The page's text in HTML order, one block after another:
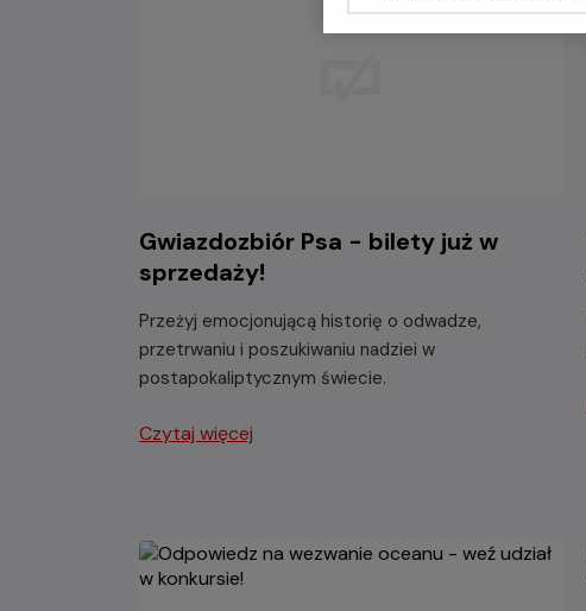
Gwiazdozbiór Psa - bilety już w
sprzedaży!
Przeżyj emocjonującą historię o odwadze,
przetrwaniu i poszukiwaniu nadziei w
postapokaliptycznym świecie.
Czytaj więcej